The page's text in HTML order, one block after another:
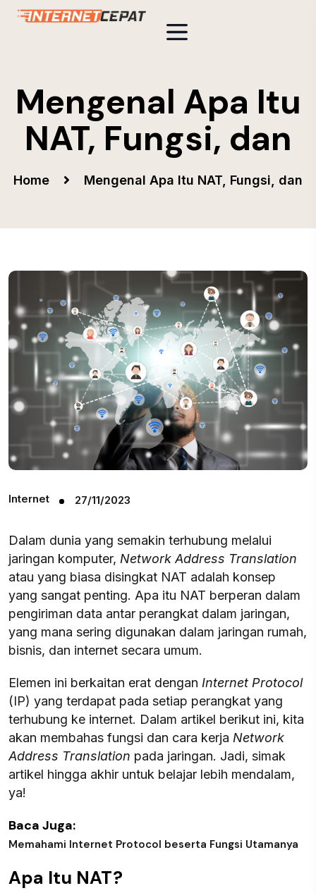
Mengenal Apa Itu
NAT, Fungsi, dan
Home Mengenal Apa Itu NAT, Fungsi, dan
Internet 27/11/2023
Dalam dunia yang semakin terhubung melalui
jaringan komputer, Network Address Translation
atau yang biasa disingkat NAT adalah konsep
yang sangat penting. Apa itu NAT berperan dalam
pengiriman data antar perangkat dalam jaringan,
yang mana sering digunakan dalam jaringan rumah,
bisnis, dan internet secara umum.
Elemen ini berkaitan erat dengan Internet Protocol
(IP) yang terdapat pada setiap perangkat yang
terhubung ke internet. Dalam artikel berikut ini, kita
akan membahas fungsi dan cara kerja Network
Address Translation pada jaringan. Jadi, simak
artikel hingga akhir untuk belajar lebih mendalam,
ya!
Baca Juga:
Memahami Internet Protocol beserta Fungsi Utamanya
Apa Itu NAT?